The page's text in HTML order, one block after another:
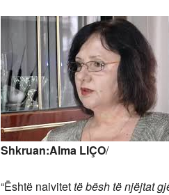
Shkruan:Alma LIÇO/
“Është naivitettë bësh të njëjtat